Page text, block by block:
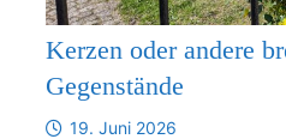
Kerzen oder andere
Gegenstände
19. Juni 2026